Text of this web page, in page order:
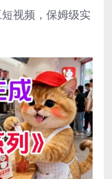
视频，保姆级实